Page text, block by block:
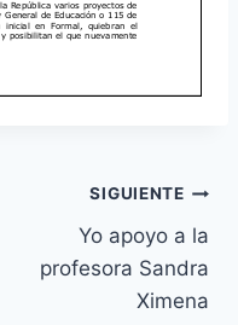
SIGUIENTE
Yo apoyo a la
profesora Sandra
Ximena